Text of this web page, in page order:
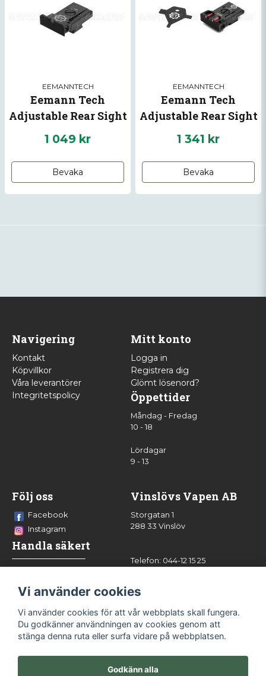
EEMANNTECH
Eemann Tech
Adjustable Rear Sight
for CZ 75 models
1 049 kr
Bevaka
EEMANNTECH
Eemann Tech
Adjustable Rear Sight
with Fiber Optics for
CZ SP-01 SHADOW, CZ
SHADOW 2
1 341 kr
Bevaka
Navigering
Kontakt
Köpvillkor
Våra leverantörer
Integritetspolicy
Mitt konto
Logga in
Registrera dig
Glömt lösenord?
Öppettider
Måndag - Fredag
10 - 18
Lördagar
9 - 13
Följ oss
Facebook
Instagram
Handla säkert
Vinslövs Vapen AB
Storgatan 1
288 33 Vinslöv
Telefon: 044-12 15 25
Vi använder cookies
Vi använder cookies för att vår webbplats skall fungera.
Du godkänner användningen av cookies genom att
stänga denna ruta eller surfa vidare på webbplatsen.
Godkänn alla